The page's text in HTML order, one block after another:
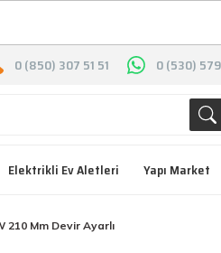
0 (850) 307 51 51 0 (530) 579
Elektrikli Ev Aletleri Yapı Market
210 Mm Devir Ayarlı